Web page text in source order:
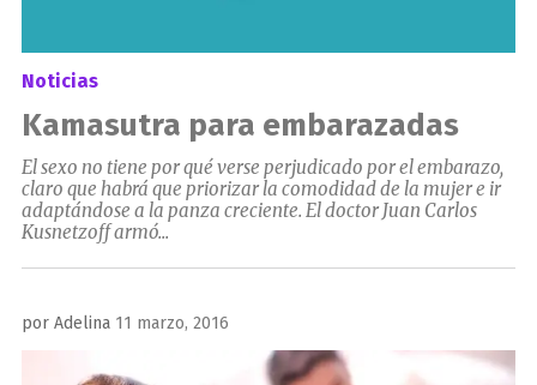
Noticias
Kamasutra para embarazadas
El sexo no tiene por qué verse perjudicado por el embarazo,
claro que habrá que priorizar la comodidad de la mujer e ir
adaptándose a la panza creciente. El doctor Juan Carlos
Kusnetzoff armó...
por Adelina Publicado
11 marzo, 2016